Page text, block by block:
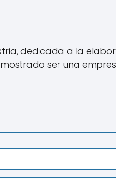
dedicada a la
ser una